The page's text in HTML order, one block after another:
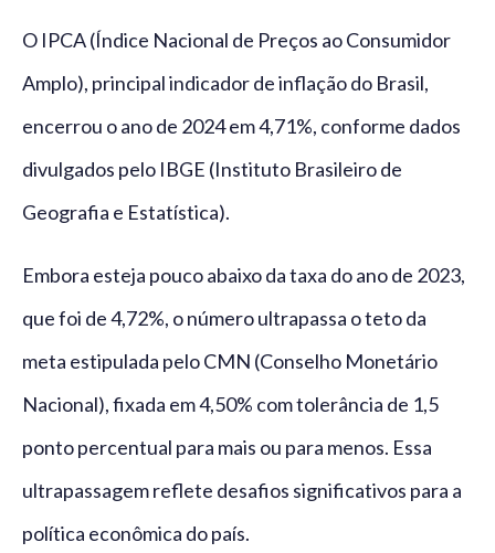
O IPCA (Índice Nacional de Preços ao Consumidor
Amplo), principal indicador de inflação do Brasil,
encerrou o ano de 2024 em 4,71%, conforme dados
divulgados pelo IBGE (Instituto Brasileiro de
Geografia e Estatística).
Embora esteja pouco abaixo da taxa do ano de 2023,
que foi de 4,72%, o número ultrapassa o teto da
meta estipulada pelo CMN (Conselho Monetário
Nacional), fixada em 4,50% com tolerância de 1,5
ponto percentual para mais ou para menos. Essa
ultrapassagem reflete desafios significativos para a
política econômica do país.